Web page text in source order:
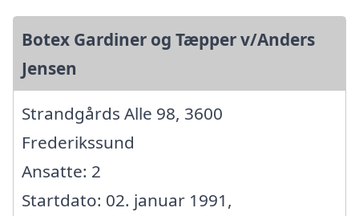
Botex Gardiner og Tæpper v/Anders
Jensen
Strandgårds Alle 98, 3600
Frederikssund
Ansatte: 2
Startdato: 02. januar 1991,